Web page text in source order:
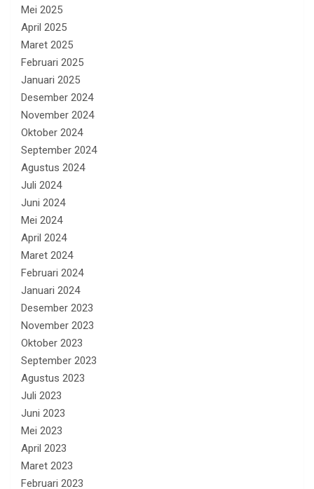
Mei 2025
April 2025
Maret 2025
Februari 2025
Januari 2025
Desember 2024
November 2024
Oktober 2024
September 2024
Agustus 2024
Juli 2024
Juni 2024
Mei 2024
April 2024
Maret 2024
Februari 2024
Januari 2024
Desember 2023
November 2023
Oktober 2023
September 2023
Agustus 2023
Juli 2023
Juni 2023
Mei 2023
April 2023
Maret 2023
Februari 2023